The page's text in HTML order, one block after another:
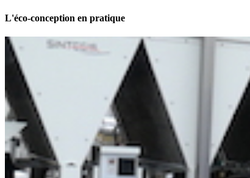
L'éco-conception en pratique